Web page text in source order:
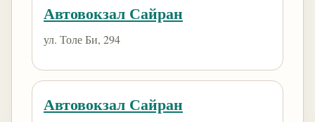
Автовокзал Сайран
ул. Толе Би, 294
Автовокзал Сайран